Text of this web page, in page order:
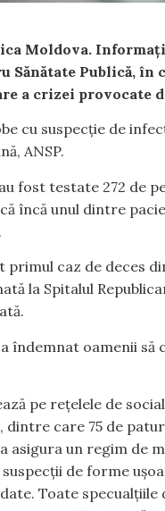
Moldova.
Publică, în
a crizei provocate
cu suspecție de
ANSP.
fost testate 272 de
încă unul dintre
caz de deces
la Spitalul
îndemnat oamenii
pe rețelele de
dintre care 75 de
asigura un regim de
de forme
Toate